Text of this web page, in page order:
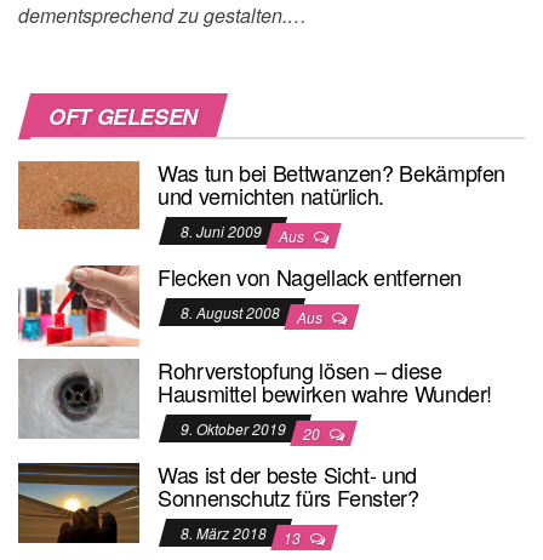
dementsprechend zu gestalten.…
OFT GELESEN
Was tun bei Bettwanzen? Bekämpfen
und vernichten natürlich.
8. Juni 2009 Aus
Flecken von Nagellack entfernen
8. August 2008 Aus
Rohrverstopfung lösen – diese
Hausmittel bewirken wahre Wunder!
9. Oktober 2019 20
Was ist der beste Sicht- und
Sonnenschutz fürs Fenster?
8. März 2018 13